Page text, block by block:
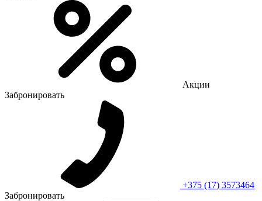
Акции
Забронировать
+375 (17) 3573464
Забронировать